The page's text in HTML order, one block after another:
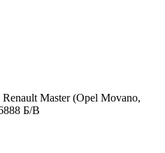
Renault Master (Opel Movano,
Б/В